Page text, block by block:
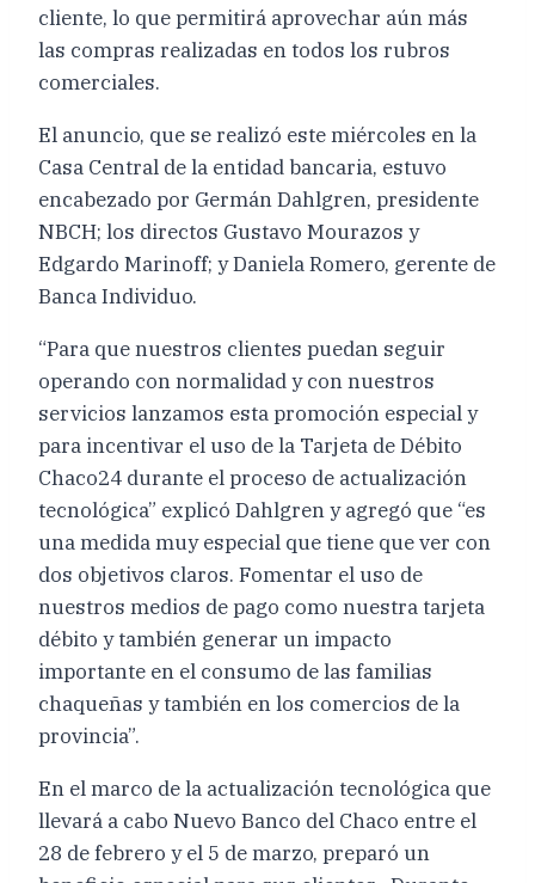
cliente, lo que permitirá aprovechar aún más
las compras realizadas en todos los rubros
comerciales.
El anuncio, que se realizó este miércoles en la
Casa Central de la entidad bancaria, estuvo
encabezado por Germán Dahlgren, presidente
NBCH; los directos Gustavo Mourazos y
Edgardo Marinoff; y Daniela Romero, gerente de
Banca Individuo.
“Para que nuestros clientes puedan seguir
operando con normalidad y con nuestros
servicios lanzamos esta promoción especial y
para incentivar el uso de la Tarjeta de Débito
Chaco24 durante el proceso de actualización
tecnológica” explicó Dahlgren y agregó que “es
una medida muy especial que tiene que ver con
dos objetivos claros. Fomentar el uso de
nuestros medios de pago como nuestra tarjeta
débito y también generar un impacto
importante en el consumo de las familias
chaqueñas y también en los comercios de la
provincia”.
En el marco de la actualización tecnológica que
llevará a cabo Nuevo Banco del Chaco entre el
28 de febrero y el 5 de marzo, preparó un